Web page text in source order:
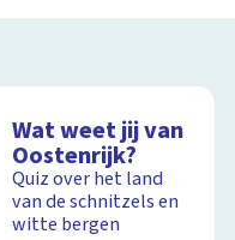
Wat weet jij van
Oostenrijk?
Quiz over het land
van de schnitzels en
witte bergen